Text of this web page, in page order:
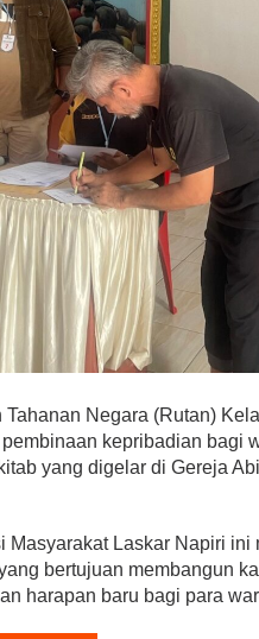
Negara (Rutan)
kepribadian bagi
yang digelar di Gereja
Masyarakat Laskar Napiri ini
bertujuan membangun
harapan baru bagi para